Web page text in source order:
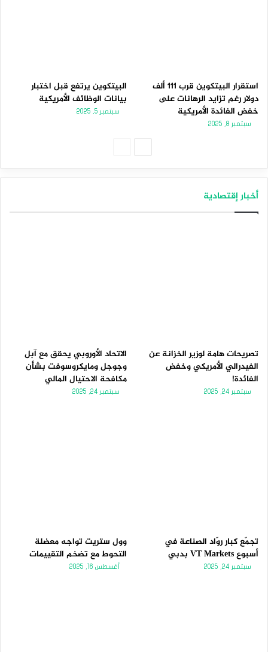
استقرار البيتكوين قرب 111 ألف
دولار رغم تزايد الرهانات على
خفض الفائدة الأمريكية
سبتمبر 8, 2025
البيتكوين يرتفع قبل اختبار
بيانات الوظائف الأمريكية
سبتمبر 5, 2025
أخبار إقتصادية
تصريحات هامة لوزير الخزانة عن
الفيدرالي الأمريكي وخفض
الفائدة!
سبتمبر 24, 2025
الاتحاد الأوروبي يحقق مع آبل
وجوجل ومايكروسوفت بشأن
مكافحة الاحتيال المالي
سبتمبر 24, 2025
تجمّع كبار روّاد الصناعة في
أسبوع VT Markets بدبي
سبتمبر 24, 2025
وول ستريت تواجه معضلة
التحوط مع تضخم التقييمات
أغسطس 16, 2025